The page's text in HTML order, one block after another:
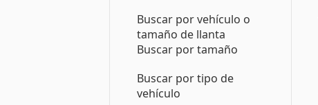
Buscar por vehículo o
tamaño de llanta
Buscar por tamaño
Buscar por tipo de
vehículo